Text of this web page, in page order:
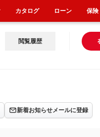
閲覧履歴
新着お知らせメールに登録
カタログ ローン 保険